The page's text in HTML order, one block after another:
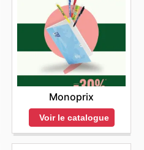
Monoprix
Voir le catalogue